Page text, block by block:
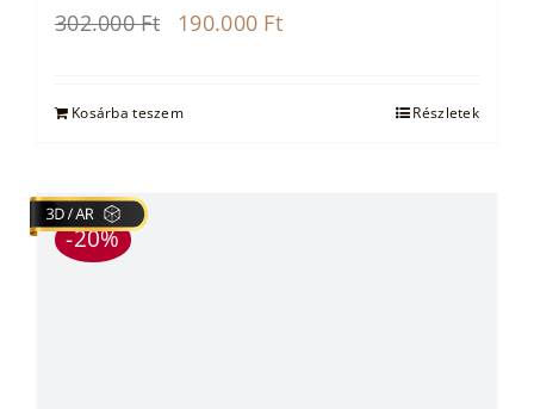
302.000Ft
Original
302.000 Ft.
190.000 Ft
190.000 Ft.
Kosárba teszem Részletek
-20%